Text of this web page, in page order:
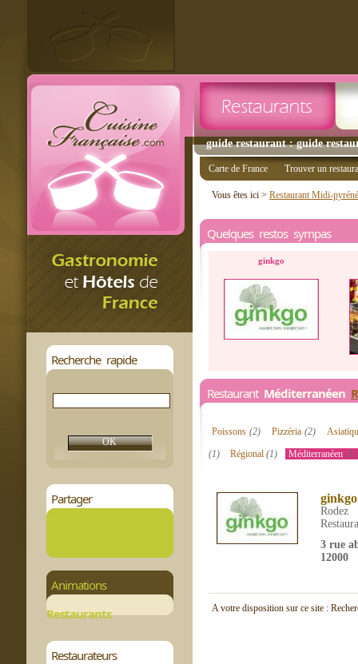
guide restaurant : guide
Recherche rapide
Partager
Animations
Restaurants
Restaurateurs
Carte de France Trouver un
Vous êtes ici > Restaurant Midi-
Quelques restos sympas
ginkgo
Restaurant Méditerranéen
Poissons (2) Pizzéria (2)
(1)
Régional(1) Méditerranéen (1)
ginkgo
Rodez
3 rue
12000
A votre disposition sur ce site :